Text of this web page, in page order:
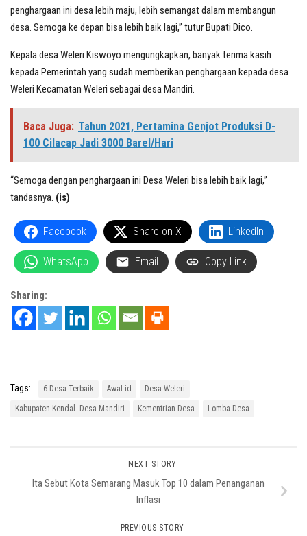
penghargaan ini desa lebih maju, lebih semangat dalam membangun
desa. Semoga ke depan bisa lebih baik lagi,” tutur Bupati Dico.
Kepala desa Weleri Kiswoyo mengungkapkan, banyak terima kasih
kepada Pemerintah yang sudah memberikan penghargaan kepada desa
Weleri Kecamatan Weleri sebagai desa Mandiri.
Baca Juga: Tahun 2021, Pertamina Genjot Produksi D-
100 Cilacap Jadi 3000 Barel/Hari
“Semoga dengan penghargaan ini Desa Weleri bisa lebih baik lagi,”
tandasnya. (is)
Facebook Share on X LinkedIn
WhatsApp Email Copy Link
Sharing:
Tags: 6 Desa Terbaik Awal.id Desa Weleri
Kabupaten Kendal. Desa Mandiri Kementrian Desa Lomba Desa
NEXT STORY
Ita Sebut Kota Semarang Masuk Top 10 dalam Penanganan
Inflasi
PREVIOUS STORY